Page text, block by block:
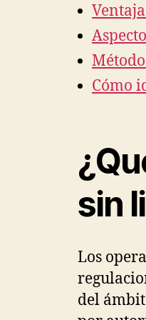
Cómo
sin
Los
del